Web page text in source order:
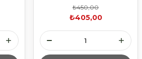
₺450,00
₺405,00